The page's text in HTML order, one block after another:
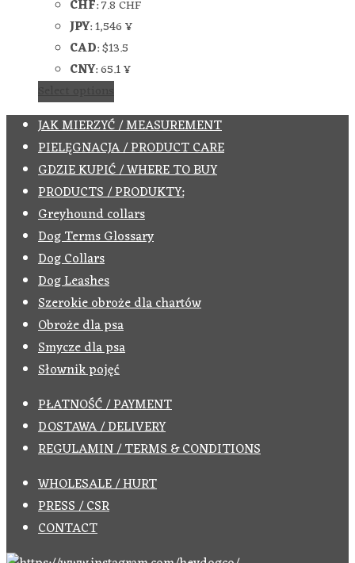
CHF:7.8 CHF
JPY:1,546 ¥
CAD:$13.5
CNY:65.1 ¥
JAK MIERZYĆ / MEASUREMENT
PIELĘGNACJA / PRODUCT CARE
GDZIE KUPIĆ / WHERE TO BUY
PRODUCTS / PRODUKTY:
Greyhound collars
Dog Terms Glossary
Dog Collars
Dog Leashes
Szerokie obroże dla chartów
Obroże dla psa
Smycze dla psa
Słownik pojęć
PŁATNOŚĆ / PAYMENT
DOSTAWA / DELIVERY
REGULAMIN / TERMS & CONDITIONS
WHOLESALE / HURT
PRESS / CSR
CONTACT